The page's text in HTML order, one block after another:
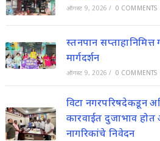
ऑगस्ट 9, 2026 / 0 COMMENTS
स्तनपान
मार्गदर्शन
ऑगस्ट 9, 2026 / 0 COMMENTS
विटा नगरपरिषदेकडून
कारवाईत दुजाभाव
नागरिकांचे निवेदन